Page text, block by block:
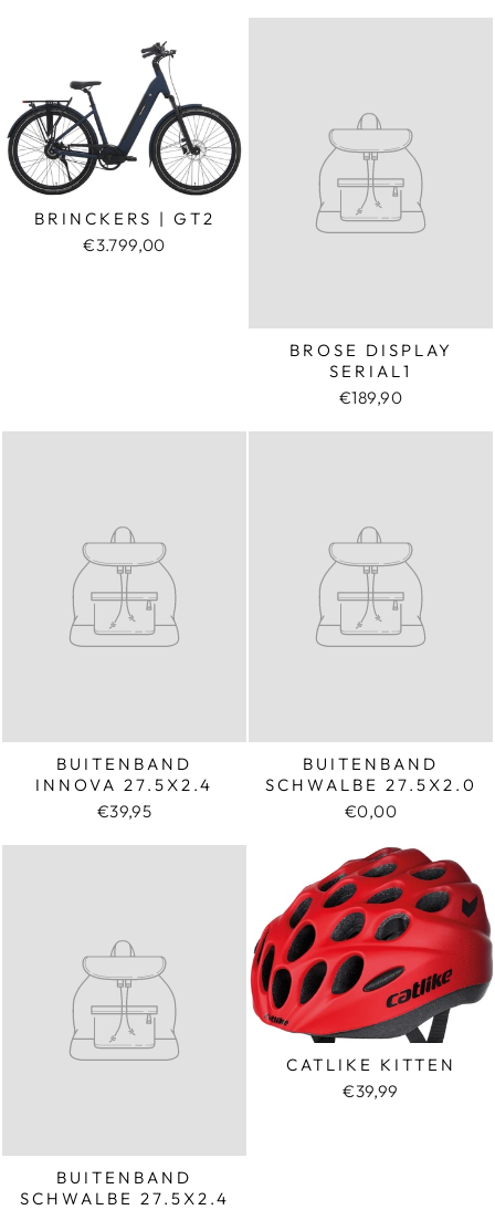
BRINCKERS | GT2
€3.799,00
BROSE DISPLAY
SERIAL1
€189,90
BUITENBAND
INNOVA 27.5X2.4
€39,95
BUITENBAND
SCHWALBE 27.5X2.0
€0,00
BUITENBAND
SCHWALBE 27.5X2.4
CATLIKE KITTEN
€39,99